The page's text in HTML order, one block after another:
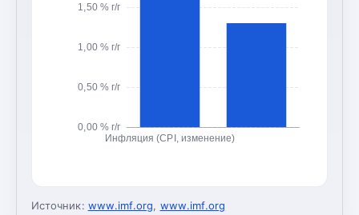
0,00 % г/г
0,50 % г/г
1,00 % г/г
1,50 % г/г
Инфляция (CPI, изменение)
Источник: www.imf.org, www.imf.org